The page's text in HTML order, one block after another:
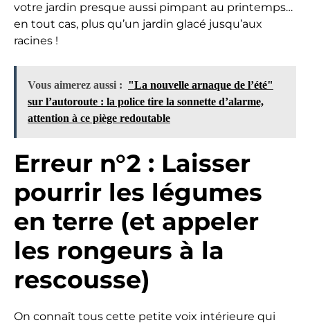
votre jardin presque aussi pimpant au printemps…
en tout cas, plus qu’un jardin glacé jusqu’aux
racines !
Vous aimerez aussi : "La nouvelle arnaque de l’été"
sur l’autoroute : la police tire la sonnette d’alarme,
attention à ce piège redoutable
Erreur n°2 : Laisser
pourrir les légumes
en terre (et appeler
les rongeurs à la
rescousse)
On connaît tous cette petite voix intérieure qui